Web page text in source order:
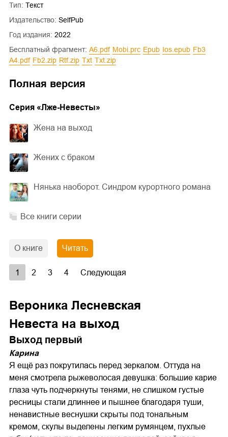
Тип: Текст
Издательство: SelfPub
Год издания: 2022
Бесплатный фрагмент:
a6.pdf mobi.prc epub ios.epub
fb3
a4.pdf
fb2.zip rtf.zip txt txt.zip
Полная версия
Cерия «Лже-Невесты»
Жена на выход
Жених с браком
Нянька наоборот. Синдром курортного романа
Все книги серии
О книге Читать
1 2 3 4 Следующая
Вероника Лесневская
Невеста на выход
Выход первый
Карина
Я ещё раз покрутилась перед зеркалом. Оттуда на
меня смотрела рыжеволосая девушка: большие карие
глаза чуть подчеркнуты тенями, не слишком густые
ресницы стали длиннее и пышнее благодаря туши,
ненавистные веснушки скрыты под тональным
кремом, скулы выделены легким румянцем, пухлые